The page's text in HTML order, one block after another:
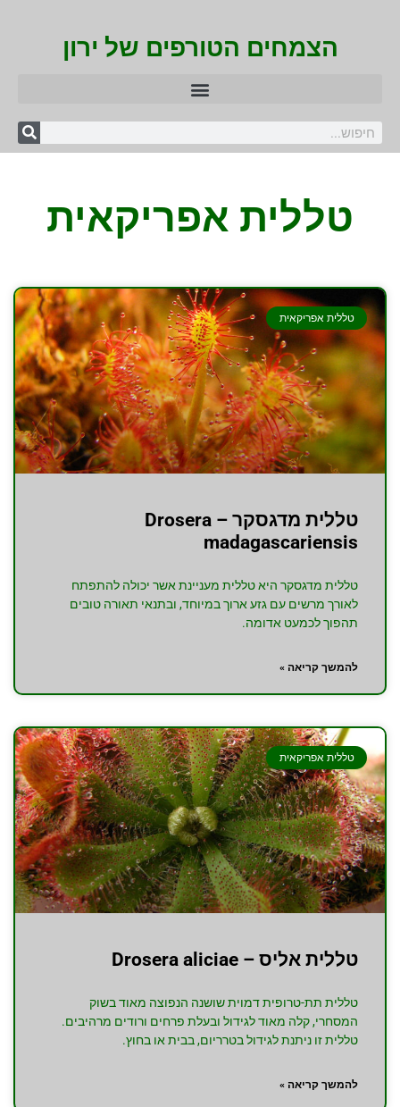
הצמחים הטורפים של ירון
טללית אפריקאית
טללית אפריקאית
טללית מדגסקר – Drosera
madagascariensis
טללית מדגסקר היא טללית מעניינת אשר יכולה להתפתח
לאורך מרשים עם גזע ארוך במיוחד, ובתנאי תאורה טובים
תהפוך לכמעט אדומה.
להמשך קריאה »
טללית אפריקאית
טללית אליס – Drosera aliciae
טללית תת-טרופית דמוית שושנה הנפוצה מאוד בשוק
המסחרי, קלה מאוד לגידול ובעלת פרחים ורודים מרהיבים.
טללית זו ניתנת לגידול בטרריום, בבית או בחוץ.
להמשך קריאה »